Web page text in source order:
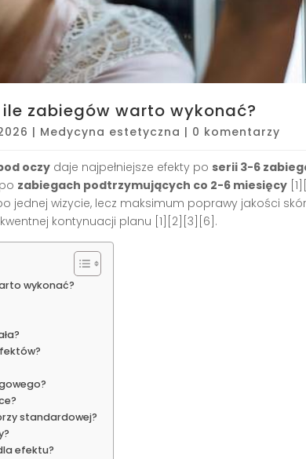
zabiegów warto wykonać?
| Medycyna estetyczna | 0 komentarzy
oczy daje najpełniejsze efekty po serii 3-6
zabiegach podtrzymujących co 2-6 miesięcy
jednej wizycie, lecz maksimum poprawy jakości
kontynuacji planu [1][2][3][6].
wykonać?
standardowej?
efektu?